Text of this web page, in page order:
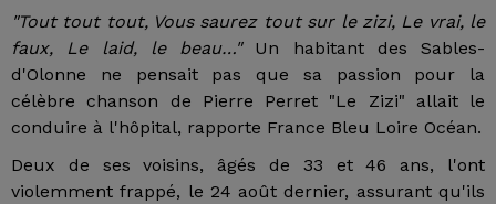
"Tout tout tout, Vous saurez tout sur le zizi, Le vrai, le
faux, Le laid, le beau…"Un habitant des Sables-
d'Olonne ne pensait pas que sa passion pour la
célèbre chanson de Pierre Perret "Le Zizi" allait le
conduire à l'hôpital, rapporte France Bleu Loire Océan.
Deux de ses voisins, âgés de 33 et 46 ans, l'ont
violemment frappé, le 24 août dernier, assurant qu'ils